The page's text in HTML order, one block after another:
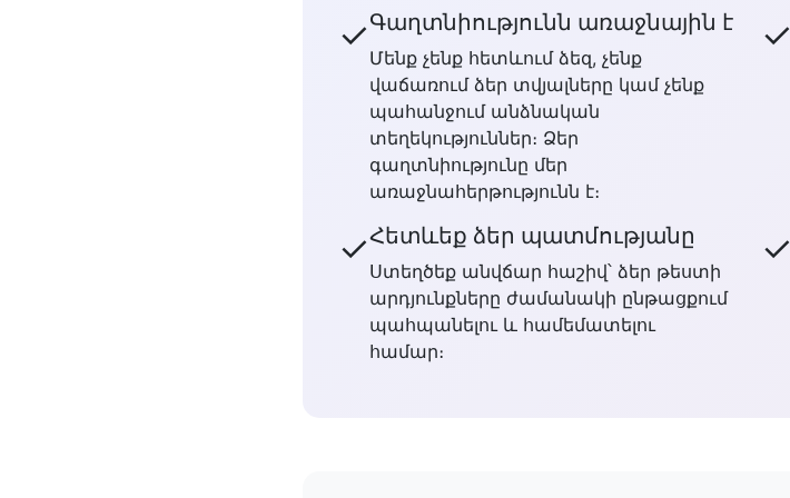
✓Գաղտնիությունն առաջնային է
Մենք չենք հետևում ձեզ, չենք
վաճառում ձեր տվյալները կամ չենք
պահանջում անձնական
տեղեկություններ։ Ձեր
գաղտնիությունը մեր
առաջնահերթությունն է։
✓
✓Հետևեք ձեր պատմությանը
Ստեղծեք անվճար հաշիվ՝ ձեր թեստի
արդյունքները ժամանակի ընթացքում
պահպանելու և համեմատելու
համար։
✓